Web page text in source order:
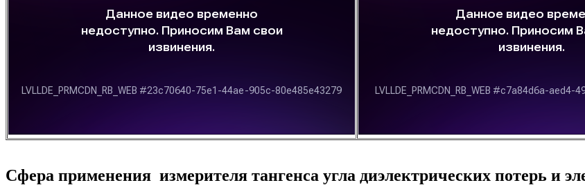
Сфера применения измерителя тангенса угла диэлектрических потерь и